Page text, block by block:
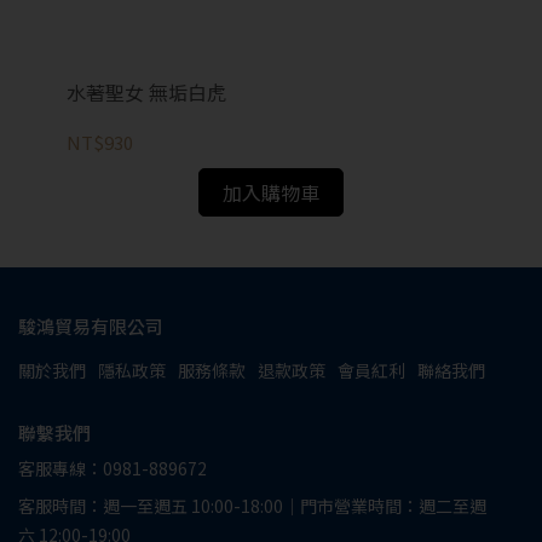
水著聖女 無垢白虎
NT$930
加入購物車
駿鴻貿易有限公司
關於我們 隱私政策 服務條款 退款政策 會員紅利 聯絡我們
聯繫我們
客服專線：0981-889672
客服時間：週一至週五 10:00-18:00｜門市營業時間：週二至週
六 12:00-19:00